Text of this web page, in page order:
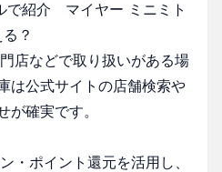
で紹介 マイヤー ミニミト
？
店などで取り扱いがある場
は公式サイトの店舗検索や
が確実です。
・ポイント還元を活用し、